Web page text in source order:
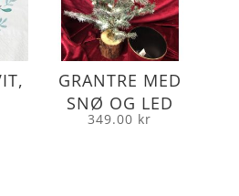
GRANTRE MED
SNØ OG LED
349.00 kr